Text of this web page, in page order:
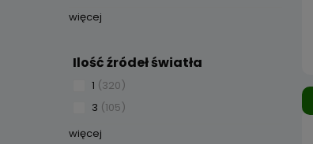
więcej
Ilość źródeł światła
1 (320)
3 (105)
więcej